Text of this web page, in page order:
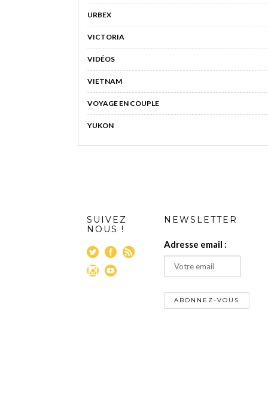
URBEX
VICTORIA
VIDÉOS
VIETNAM
VOYAGE EN COUPLE
YUKON
SUIVEZ
NOUS !
NEWSLETTER
Adresse email :